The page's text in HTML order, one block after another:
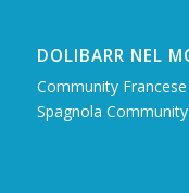
DOLIBARR NEL
Community Francese
Spagnola